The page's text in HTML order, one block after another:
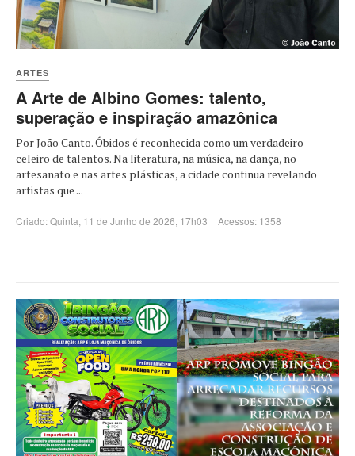
ARTES
A Arte de Albino Gomes: talento,
superação e inspiração amazônica
Por João Canto. Óbidos é reconhecida como um verdadeiro
celeiro de talentos. Na literatura, na música, na dança, no
artesanato e nas artes plásticas, a cidade continua revelando
artistas que ...
Criado: Quinta, 11 de Junho de 2026, 17h03 Acessos: 1358